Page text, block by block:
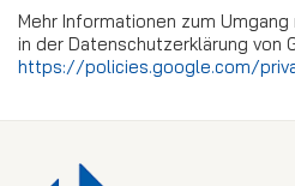
Mehr Informationen zum
in der Datenschutzerklärung von
https://policies.google.com/